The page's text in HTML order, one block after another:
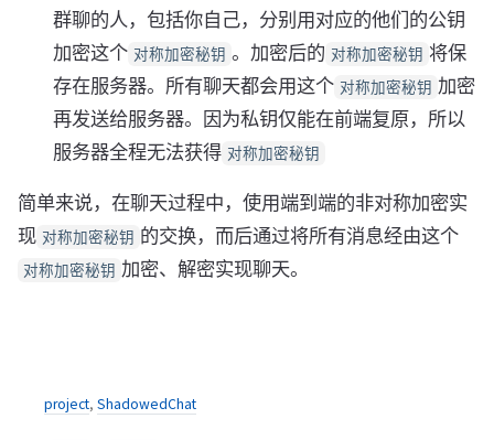
群聊的人，包括你自己，分别用对应的他们的公钥
加密这个 对称加密秘钥 。加密后的 对称加密秘钥 将保
存在服务器。所有聊天都会用这个 对称加密秘钥 加密
再发送给服务器。因为私钥仅能在前端复原，所以
服务器全程无法获得 对称加密秘钥
简单来说，在聊天过程中，使用端到端的非对称加密实
现 对称加密秘钥 的交换，而后通过将所有消息经由这个
对称加密秘钥 加密、解密实现聊天。
project, ShadowedChat